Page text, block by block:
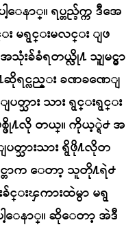
ာ္။ ရပ္တည္ခ်က္က ဒီအေ
မရွင္းမလင္း ျဖ
းခ်ခံရတယ္လို႔ သူျမင္မွာ
ရင္လည္း ခဏခဏေျ
တ္သား သား ရွင္းရွင္း
ဖို႔လို တယ္။ ကိုယ့္ရဲ႕ အ
သားသား ရွိဖို႔လိုတ
ာက ေတာ့ သူတို႔ရဲ႕
င္းၾကားထဲမွာ မရွ
ေနာ္။ ဆိုေတာ့ အဲဒီ